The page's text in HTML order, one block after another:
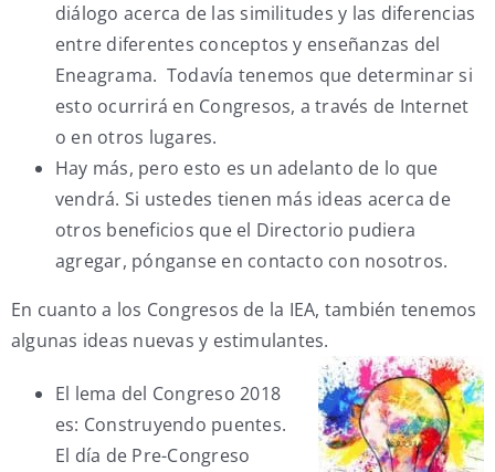
diálogo acerca de las similitudes y las diferencias
entre diferentes conceptos y enseñanzas del
Eneagrama. Todavía tenemos que determinar si
esto ocurrirá en Congresos, a través de Internet
o en otros lugares.
Hay más, pero esto es un adelanto de lo que
vendrá. Si ustedes tienen más ideas acerca de
otros beneficios que el Directorio pudiera
agregar, pónganse en contacto con nosotros.
En cuanto a los Congresos de la IEA, también tenemos
algunas ideas nuevas y estimulantes.
El lema del Congreso 2018
es: Construyendo puentes.
El día de Pre-Congreso